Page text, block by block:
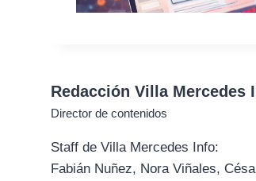
Redacción Villa Mercedes
Director de contenidos
Staff de Villa Mercedes Info:
Fabián Nuñez, Nora Viñales,